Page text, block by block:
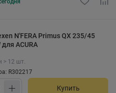
N'FERA Primus QX 235/45
для ACURA
> 12 шт.
R302217
Купить